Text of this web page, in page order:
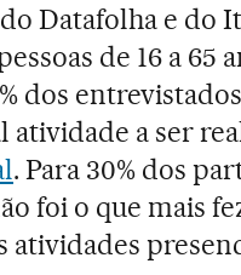
Datafolha e
de 16 a
dos
a ser
. Para 30% dos
foi o que mais
atividades